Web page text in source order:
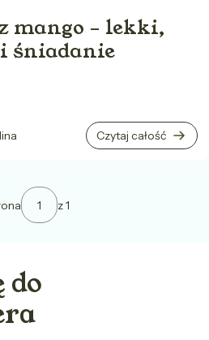
mango – lekki,
śniadanie
Czytaj całość
z 1
do